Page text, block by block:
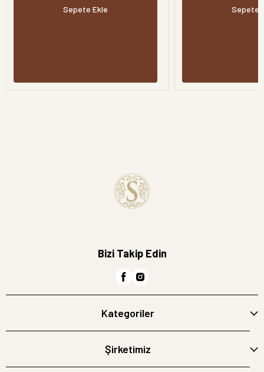
Sepete Ekle Sepete
Bizi Takip Edin
Kategoriler
Şirketimiz